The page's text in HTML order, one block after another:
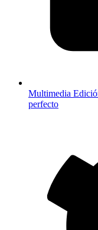
Multimedia
perfecto